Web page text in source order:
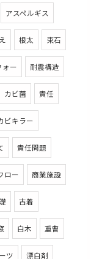
アスペルギス
根太 束石
ォー 耐震構造
カビ菌 責任
ビキラー
責任問題
ロー 商業施設
古着
白木 重曹
ツ 漂白剤